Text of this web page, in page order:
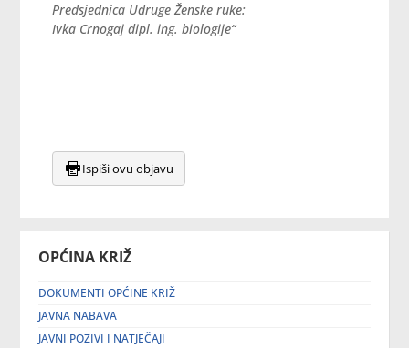
OPĆINA KRIŽ
DOKUMENTI OPĆINE KRIŽ
JAVNA NABAVA
JAVNI POZIVI I NATJEČAJI
Predsjednica Udruge Ženske ruke:
Ivka Crnogaj dipl. ing. biologije“
Ispiši ovu objavu